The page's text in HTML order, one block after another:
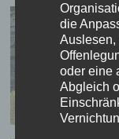
die
Auslesen,
oder eine
Abgleich